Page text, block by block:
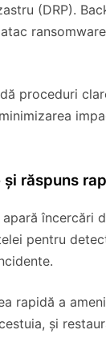
(DRP).
proceduri
răspuns
încercări
pentru
rapidă a
și